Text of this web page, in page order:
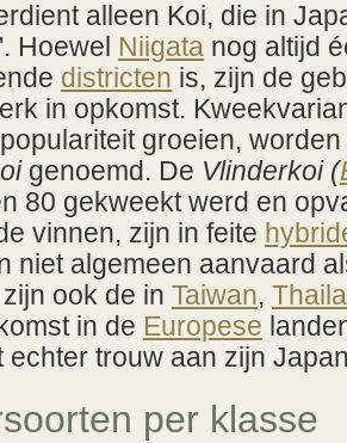
alleen Koi, die in
Hoewel Niigata nog altijd
districten is, zijn de
in opkomst.
groeien,
genoemd. De Vlinderkoi (
80 gekweekt werd en
vinnen, zijn in feite
niet algemeen aanvaard
ook de in Taiwan,
in de Europese
echter trouw aan zijn
per klasse